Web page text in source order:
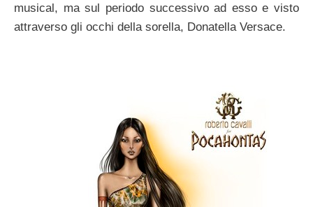
musical, ma sul periodo successivo ad esso e visto
attraverso gli occhi della sorella, Donatella Versace.